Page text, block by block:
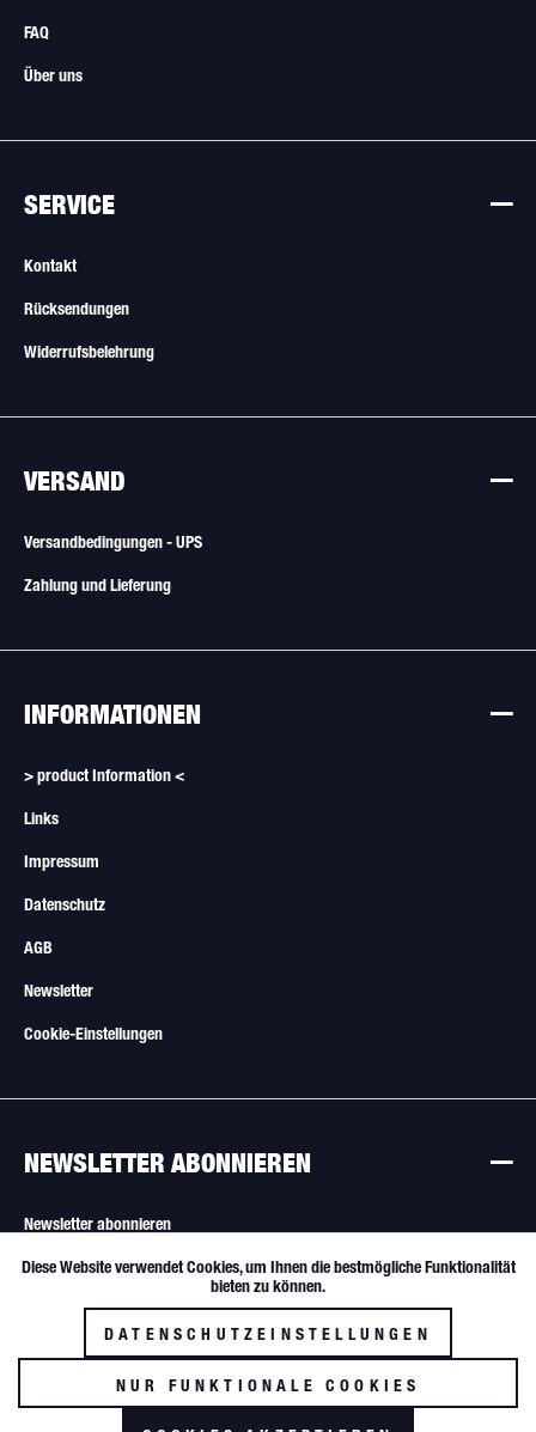
FAQ
Über uns
SERVICE
Kontakt
Rücksendungen
Widerrufsbelehrung
VERSAND
Versandbedingungen - UPS
Zahlung und Lieferung
INFORMATIONEN
> product Information <
Links
Impressum
Datenschutz
AGB
Newsletter
Cookie-Einstellungen
NEWSLETTER ABONNIEREN
Newsletter abonnieren
Alle Angebote sind freibleibend. Verkauf nur an Wiederverkäufer und
gewerbliche Käufer.
Funktionale Aktiv
Inaktiv
Diese Website verwendet Cookies, um Ihnen die bestmögliche Funktionalität
bieten zu können.
DATENSCHUTZEINSTELLUNGEN
NUR FUNKTIONALE COOKIES